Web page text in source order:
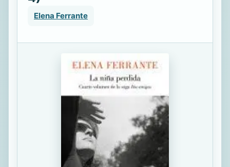
Elena Ferrante